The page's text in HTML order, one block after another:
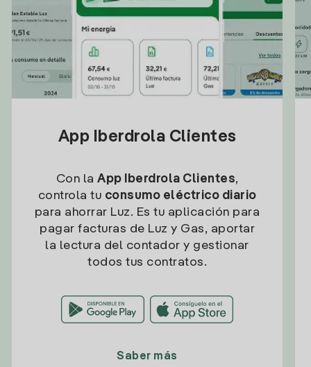
App Iberdrola Clientes
Con la App Iberdrola Clientes,
controla tu consumo eléctrico diario
para ahorrar Luz. Es tu aplicación para
pagar facturas de Luz y Gas, aportar
la lectura del contador y gestionar
todos tus contratos.
Saber más